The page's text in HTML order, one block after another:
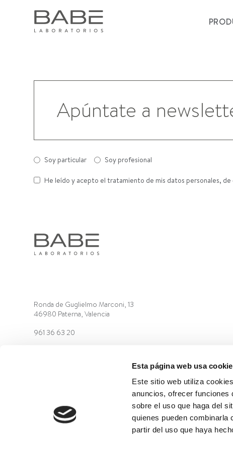
Esta página web usa
Este sitio web utiliza
anuncios, ofrecer
sobre el uso que haga del
quienes pueden combinarla
partir del uso que haya
Soy particular Soy profesional
He leído y acepto el tratamiento de mis datos personales,
Ronda de Guglielmo Marconi, 13
46980 Paterna, Valencia
961 36 63 20
©2022 Laboratorios BABÉ S.L. CÓDIGO ÉTICO AVISO